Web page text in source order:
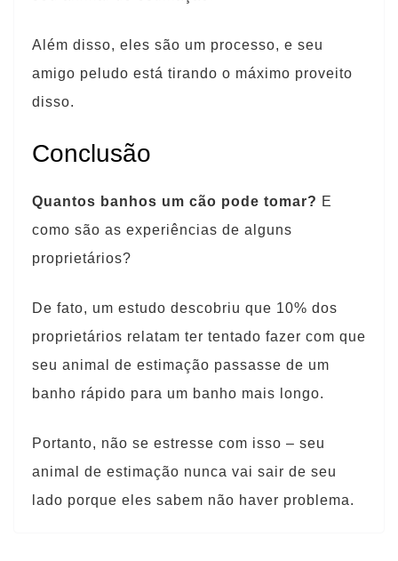
Além disso, eles são um processo, e seu
amigo peludo está tirando o máximo proveito
disso.
Conclusão
Quantos banhos um cão pode tomar? E
como são as experiências de alguns
proprietários?
De fato, um estudo descobriu que 10% dos
proprietários relatam ter tentado fazer com que
seu animal de estimação passasse de um
banho rápido para um banho mais longo.
Portanto, não se estresse com isso – seu
animal de estimação nunca vai sair de seu
lado porque eles sabem não haver problema.